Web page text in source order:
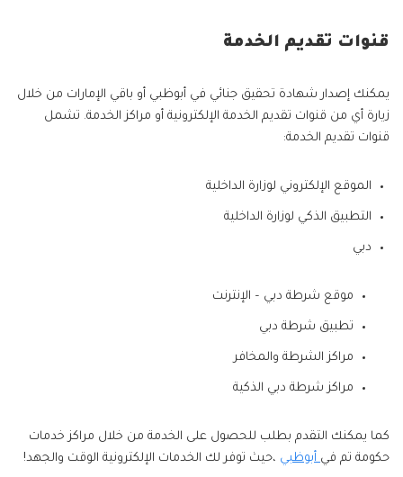
قنوات تقديم الخدمة
يمكنك إصدار شهادة تحقيق جنائي في أبوظبي أو باقي الإمارات من خلال
زيارة أي من قنوات تقديم الخدمة الإلكترونية أو مراكز الخدمة. تشمل
قنوات تقديم الخدمة:
الموقع الإلكتروني لوزارة الداخلية
التطبيق الذكي لوزارة الداخلية
دبي
موقع شرطة دبي – الإنترنت
تطبيق شرطة دبي
مراكز الشرطة والمخافر
مراكز شرطة دبي الذكية
كما يمكنك التقدم بطلب للحصول على الخدمة من خلال مراكز خدمات
حكومة تم في أبوظبي ،حيث توفر لك الخدمات الإلكترونية الوقت والجهد!